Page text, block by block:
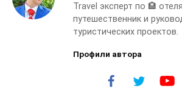
Travel эксперт по 🏨
путешественник и
туристических проектов.
Профили автора